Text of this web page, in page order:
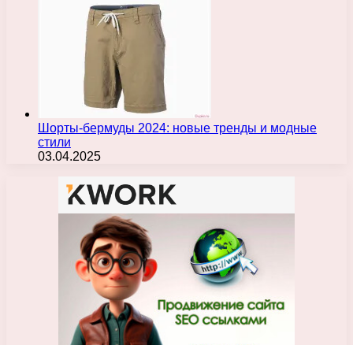
Шорты-бермуды 2024: новые тренды и модные
стили
03.04.2025